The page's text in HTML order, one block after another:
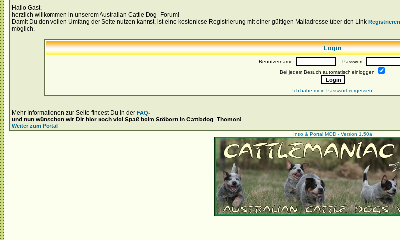
Hallo Gast,
herzlich willkommen in unserem Australian Cattle Dog- Forum!
Damit Du den vollen Umfang der Seite nutzen kannst, ist eine kostenlose Registrierung mit einer gültigen Mailadresse über den Link Registrieren
möglich.
Login
Benutzername:
Passwort:
Bei jedem Besuch automatisch einloggen
Ich habe mein Passwort vergessen!
Mehr Informationen zur Seite findest Du in der FAQ-
und nun wünschen wir Dir hier noch viel Spaß beim Stöbern in Cattledog- Themen!
Weiter zum Portal
Intro & Portal MOD - Version 1.50a